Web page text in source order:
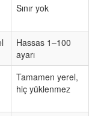
Sınır yok
Hassas 1–100
ayarı
Tamamen yerel,
hiç yüklenmez